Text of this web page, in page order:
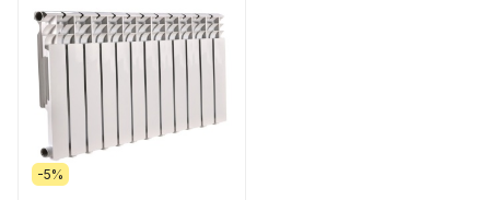
-5%